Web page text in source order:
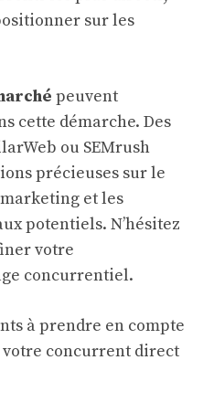
sur les
peuvent
cette démarche. Des
ou SEMrush
précieuses sur le
et les
potentiels. N’hésitez
votre
concurrentiel.
à prendre en compte
concurrent direct